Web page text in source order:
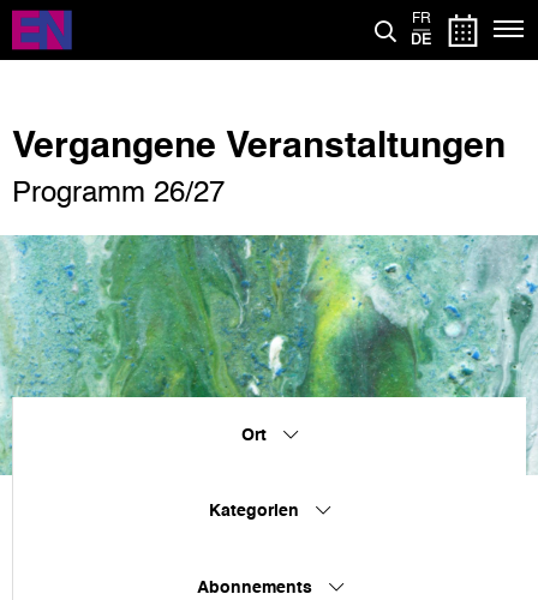
Direkt
zum
Inhalt
FR
DE
Vergangene Veranstaltungen
Programm 26/27
Ort
Kategorien
Abonnements